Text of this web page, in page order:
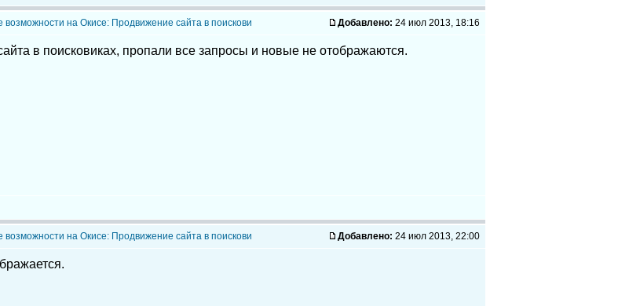
возможности на Окисе: Продвижение сайта в поискови Добавлено: 24 июл 2013, 18:16
в поисковиках, пропали все запросы и новые не отображаются.
возможности на Окисе: Продвижение сайта в поискови Добавлено: 24 июл 2013, 22:00